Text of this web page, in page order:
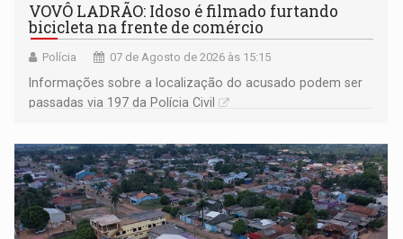
VOVÔ LADRÃO: Idoso é filmado furtando
bicicleta na frente de comércio
Polícia 07 de Agosto de 2026 às 15:15
Informações sobre a localização do acusado podem ser
passadas via 197 da Polícia Civil